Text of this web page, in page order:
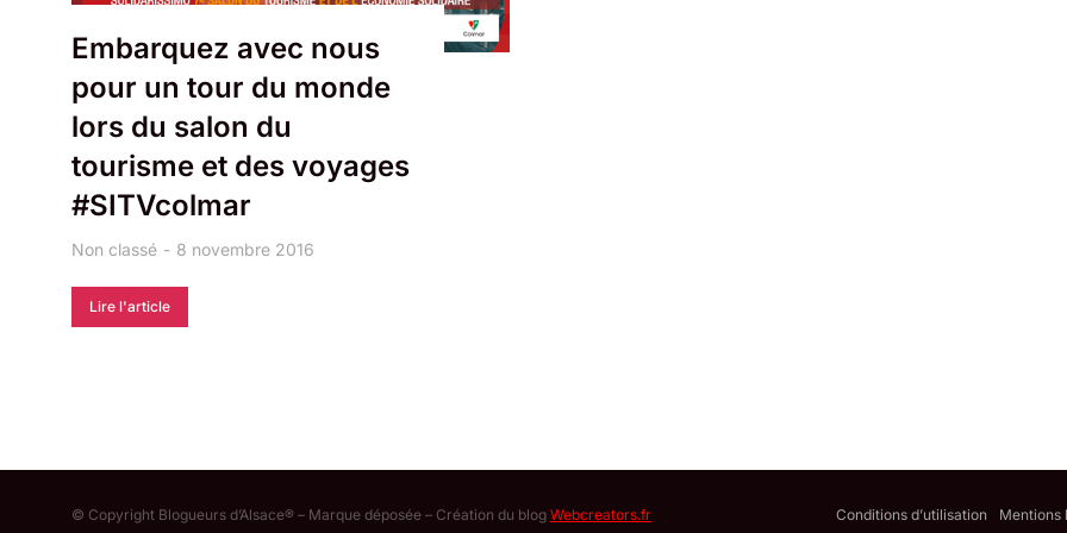
Embarquez avec nous
pour un tour du monde
lors du salon du
tourisme et des voyages
#SITVcolmar
Non classé 8 novembre 2016
Lire l'article
© Copyright Blogueurs d’Alsace® – Marque déposée – Création du blog Webcreators.fr Conditions d’utilisation Mentions